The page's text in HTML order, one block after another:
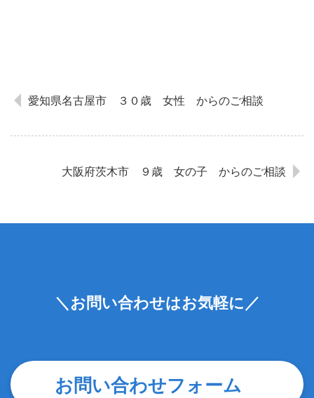
愛知県名古屋市 ３０歳 女性 からのご相談
大阪府茨木市 ９歳 女の子 からのご相談
＼お問い合わせはお気軽に／
お問い合わせフォーム